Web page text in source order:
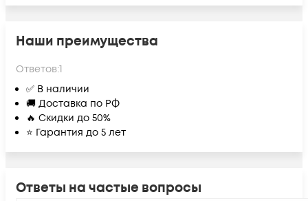
Наши преимущества
Ответов:1
✅ В наличии
🚚 Доставка по РФ
🔥 Скидки до 50%
⭐ Гарантия до 5 лет
Ответы на частые вопросы